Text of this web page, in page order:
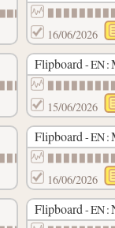
16/06/2026
Flipboard - EN :
15/06/2026
Flipboard - EN :
16/06/2026
Flipboard - EN :